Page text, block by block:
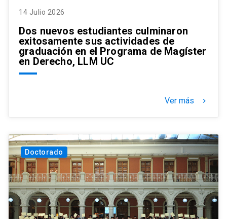
14 Julio 2026
Dos nuevos estudiantes culminaron
exitosamente sus actividades de
graduación en el Programa de Magíster
en Derecho, LLM UC
Ver más keyboard_arrow_right
Doctorado